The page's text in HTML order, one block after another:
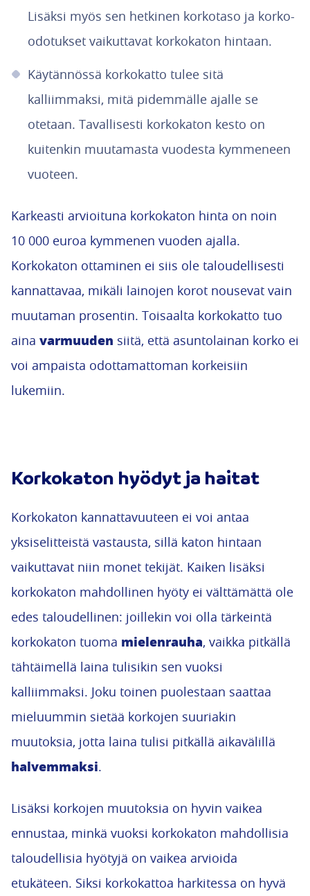
Lisäksi myös sen hetkinen korkotaso ja korko-
odotukset vaikuttavat korkokaton hintaan.
Käytännössä korkokatto tulee sitä
kalliimmaksi, mitä pidemmälle ajalle se
otetaan. Tavallisesti korkokaton kesto on
kuitenkin muutamasta vuodesta kymmeneen
vuoteen.
Karkeasti arvioituna korkokaton hinta on noin
10 000 euroa kymmenen vuoden ajalla.
Korkokaton ottaminen ei siis ole taloudellisesti
kannattavaa, mikäli lainojen korot nousevat vain
muutaman prosentin. Toisaalta korkokatto tuo
aina varmuuden siitä, että asuntolainan korko ei
voi ampaista odottamattoman korkeisiin
lukemiin.
Korkokaton hyödyt ja haitat
Korkokaton kannattavuuteen ei voi antaa
yksiselitteistä vastausta, sillä katon hintaan
vaikuttavat niin monet tekijät. Kaiken lisäksi
korkokaton mahdollinen hyöty ei välttämättä ole
edes taloudellinen: joillekin voi olla tärkeintä
korkokaton tuoma mielenrauha, vaikka pitkällä
tähtäimellä laina tulisikin sen vuoksi
kalliimmaksi. Joku toinen puolestaan saattaa
mieluummin sietää korkojen suuriakin
muutoksia, jotta laina tulisi pitkällä aikavälillä
halvemmaksi.
Lisäksi korkojen muutoksia on hyvin vaikea
ennustaa, minkä vuoksi korkokaton mahdollisia
taloudellisia hyötyjä on vaikea arvioida
etukäteen. Siksi korkokattoa harkitessa on hyvä